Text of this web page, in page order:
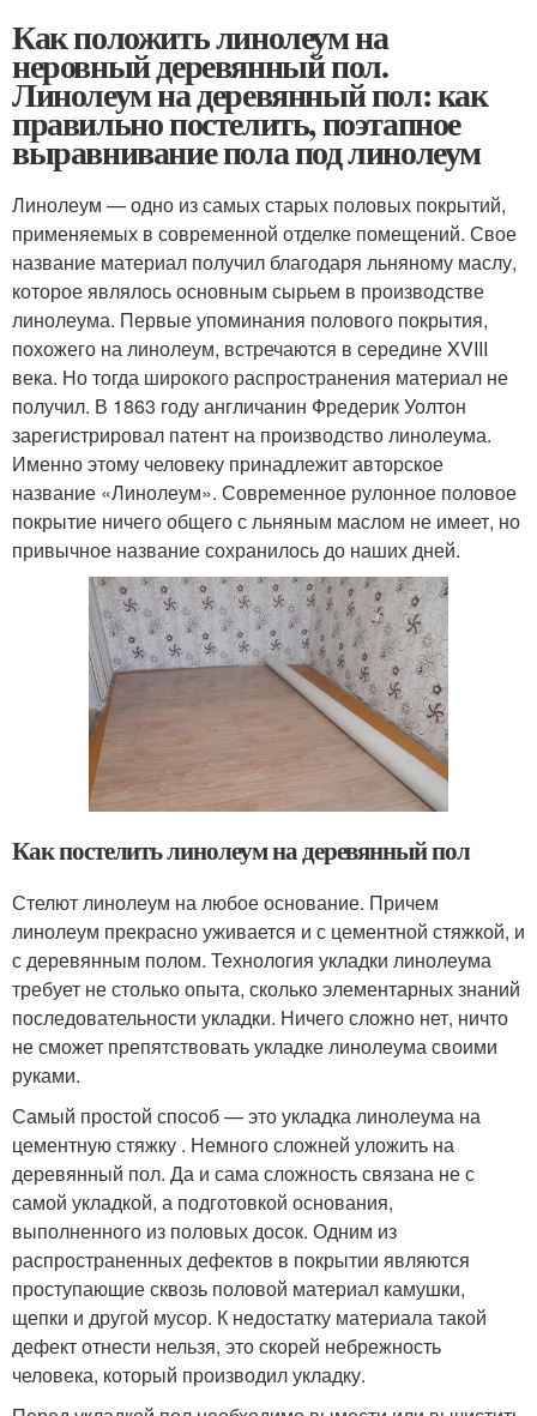
Как положить линолеум на
неровный деревянный пол.
Линолеум на деревянный пол: как
правильно постелить, поэтапное
выравнивание пола под линолеум
Линолеум — одно из самых старых половых покрытий,
применяемых в современной отделке помещений. Свое
название материал получил благодаря льняному маслу,
которое являлось основным сырьем в производстве
линолеума. Первые упоминания полового покрытия,
похожего на линолеум, встречаются в середине XVIII
века. Но тогда широкого распространения материал не
получил. В 1863 году англичанин Фредерик Уолтон
зарегистрировал патент на производство линолеума.
Именно этому человеку принадлежит авторское
название «Линолеум». Современное рулонное половое
покрытие ничего общего с льняным маслом не имеет, но
привычное название сохранилось до наших дней.
Как постелить линолеум на деревянный пол
Стелют линолеум на любое основание. Причем
линолеум прекрасно уживается и с цементной стяжкой, и
с деревянным полом. Технология укладки линолеума
требует не столько опыта, сколько элементарных знаний
последовательности укладки. Ничего сложно нет, ничто
не сможет препятствовать укладке линолеума своими
руками.
Самый простой способ — это укладка линолеума на
цементную стяжку . Немного сложней уложить на
деревянный пол. Да и сама сложность связана не с
самой укладкой, а подготовкой основания,
выполненного из половых досок. Одним из
распространенных дефектов в покрытии являются
проступающие сквозь половой материал камушки,
щепки и другой мусор. К недостатку материала такой
дефект отнести нельзя, это скорей небрежность
человека, который производил укладку.